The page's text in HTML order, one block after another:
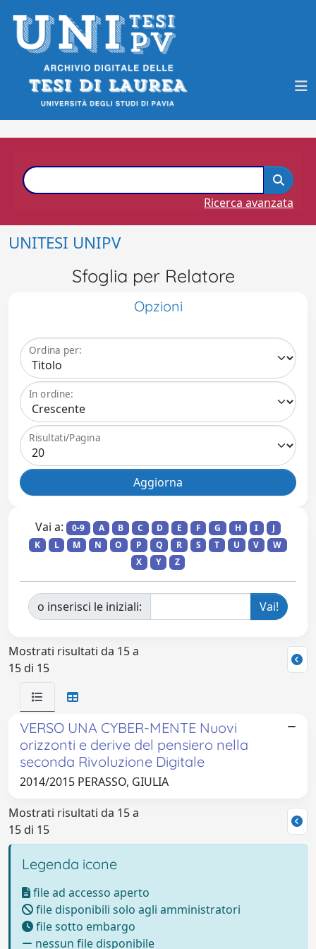
Ricerca avanzata
UNITESI UNIPV
Sfoglia per Relatore
Opzioni
Ordina per:
In ordine:
Risultati/Pagina
Vai a: 0-9 A B C D E F G H I
J
K
L M N O P Q R S T U V
W
X
Y Z
o inserisci le iniziali:
Mostrati risultati da 15 a
15 di 15
VERSO UNA CYBER-MENTE Nuovi
orizzonti e derive del pensiero nella
seconda Rivoluzione Digitale
2014/2015 PERASSO, GIULIA
Mostrati risultati da 15 a
15 di 15
Legenda icone
file ad accesso aperto
file disponibili solo agli amministratori
file sotto embargo
nessun file disponibile